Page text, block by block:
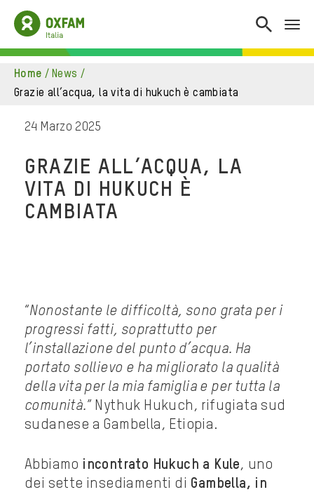
home / news /
grazie all’acqua, la vita di hukuch è cambiata
24 Marzo 2025
GRAZIE ALL’ACQUA, LA
VITA DI HUKUCH È
CAMBIATA
“Nonostante le difficoltà, sono grata per i
progressi fatti, soprattutto per
l’installazione del punto d’acqua. Ha
portato sollievo e ha migliorato la qualità
della vita per la mia famiglia e per tutta la
comunità.” Nythuk Hukuch, rifugiata sud
sudanese a Gambella, Etiopia.
Abbiamo incontrato Hukuch a Kule, uno
dei sette insediamenti di Gambella, in